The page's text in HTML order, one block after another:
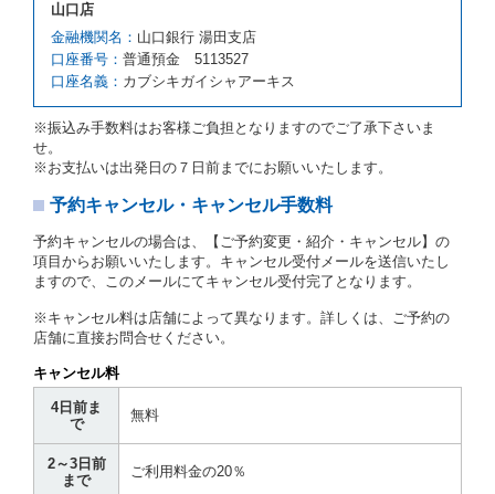
原因が、当社の責に帰さない事由による時には第４条
第５項の予約の取消しとして取り扱い、当社は受領済
の予約申込金を返還するものとします。
第６条（免責）
当社及び借受人は、予約が取り消され、又は貸渡契約
が締結されなかったことについて、第４条及び第５条
に定める場合を除き、相互に何らの請求をしないもの
とします。
第３章／貸 渡 し
第７条（貸渡契約の締結）
借受人は第２条第１項に定める借受条件を明示し、当
貸渡契約を締結するものとします。ただし、貸し渡す
ことができるレンタカーがない場合又は借受人若しく
は運転者が第８条第１項若しくは第２項各号のいずれ
かに該当する場合を除きます。
貸渡契約を締結した場合、借受人は当社に第１0条第
１項に定める貸渡料金を支払うものとします。
運転者の義務と定められた事項を遵守するものとしま
山口店
金融機関名： 山口銀行 湯田支店
口座番号： 普通預金 5113527
口座名義： カブシキガイシャアーキス
※振込み手数料はお客様ご負担となりますのでご了承下さいま
せ。
※お支払いは出発日の７日前までにお願いいたします。
予約キャンセル・キャンセル手数料
予約キャンセルの場合は、【ご予約変更・紹介・キャンセル】の
項目からお願いいたします。キャンセル受付メールを送信いたし
ますので、このメールにてキャンセル受付完了となります。
※キャンセル料は店舗によって異なります。詳しくは、ご予約の
店舗に直接お問合せください。
キャンセル料
4日前ま
で
無料
2～3日前
まで
ご利用料金の20％